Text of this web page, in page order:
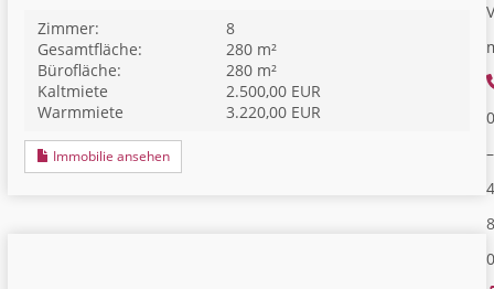
Zimmer:
8
Gesamtfläche:
280 m²
Bürofläche:
280 m²
Kaltmiete
2.500,00 EUR
Warmmiete
3.220,00 EUR
Immobilie ansehen
–
0